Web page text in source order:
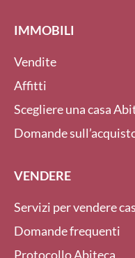
IMMOBILI
Vendite
Affitti
Scegliere una casa
Domande
VENDERE
Servizi per vendere
Domande frequenti
Protocollo Abiteca